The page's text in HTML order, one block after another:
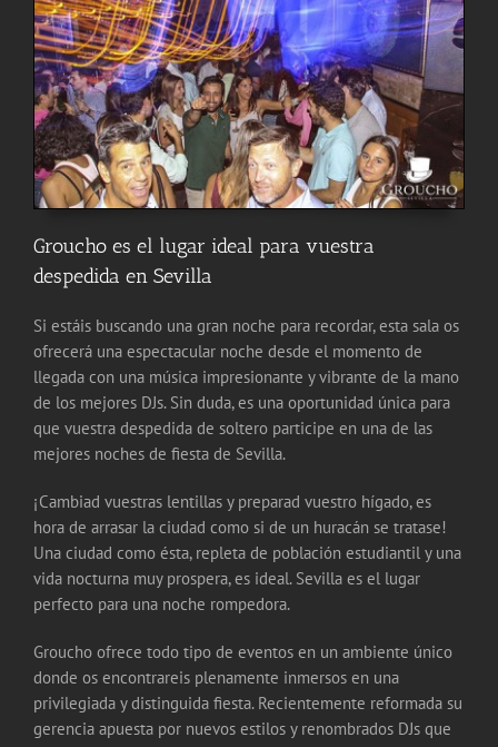
Groucho es el lugar ideal para vuestra
despedida en Sevilla
Si estáis buscando una gran noche para recordar, esta sala os
ofrecerá una espectacular noche desde el momento de
llegada con una música impresionante y vibrante de la mano
de los mejores DJs. Sin duda, es una oportunidad única para
que vuestra despedida de soltero participe en una de las
mejores noches de fiesta de Sevilla.
¡Cambiad vuestras lentillas y preparad vuestro hígado, es
hora de arrasar la ciudad como si de un huracán se tratase!
Una ciudad como ésta, repleta de población estudiantil y una
vida nocturna muy prospera, es ideal. Sevilla es el lugar
perfecto para una noche rompedora.
Groucho ofrece todo tipo de eventos en un ambiente único
donde os encontrareis plenamente inmersos en una
privilegiada y distinguida fiesta. Recientemente reformada su
gerencia apuesta por nuevos estilos y renombrados DJs que